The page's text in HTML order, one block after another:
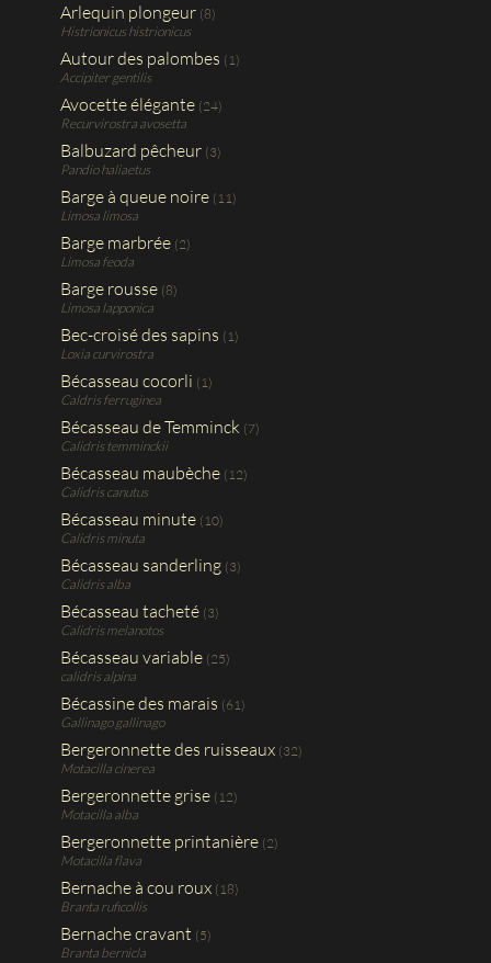
Arlequin plongeur (8)
Histrionicus histrionicus
Autour des palombes (1)
Accipiter gentilis
Avocette élégante (24)
Recurvirostra avosetta
Balbuzard pêcheur (3)
Pandio haliaetus
Barge à queue noire (11)
Limosa limosa
Barge marbrée (2)
Limosa feoda
Barge rousse (8)
Limosa lapponica
Bec-croisé des sapins (1)
Loxia curvirostra
Bécasseau cocorli (1)
Caldris ferruginea
Bécasseau de Temminck (7)
Calidris temminckii
Bécasseau maubèche (12)
Calidris canutus
Bécasseau minute (10)
Calidris minuta
Bécasseau sanderling (3)
Calidris alba
Bécasseau tacheté (3)
Calidris melanotos
Bécasseau variable (25)
calidris alpina
Bécassine des marais (61)
Gallinago gallinago
Bergeronnette des ruisseaux (32)
Motacilla cinerea
Bergeronnette grise (12)
Motacilla alba
Bergeronnette printanière (2)
Motacilla flava
Bernache à cou roux (18)
Branta ruficollis
Bernache cravant (5)
Branta bernicla